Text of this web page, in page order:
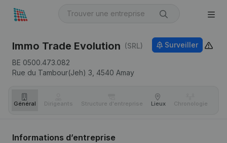
Immo Trade Evolution (SRL)
BE 0500.473.082
Rue du Tambour(Jeh) 3, 4540 Amay
Surveiller
Général Dirigeants Structure d'entreprise Lieux Chronologie
Informations d’entreprise